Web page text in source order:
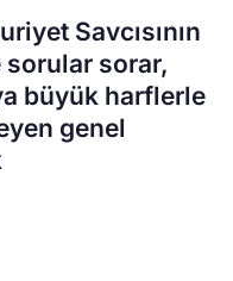
Savcısının
sorar,
büyük harflerle
genel